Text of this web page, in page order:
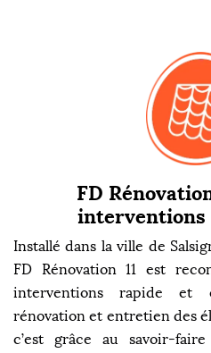
FD
interventions
Installé dans la ville de
FD Rénovation 11 est
interventions rapide et
rénovation et entretien des
c’est grâce au savoir-